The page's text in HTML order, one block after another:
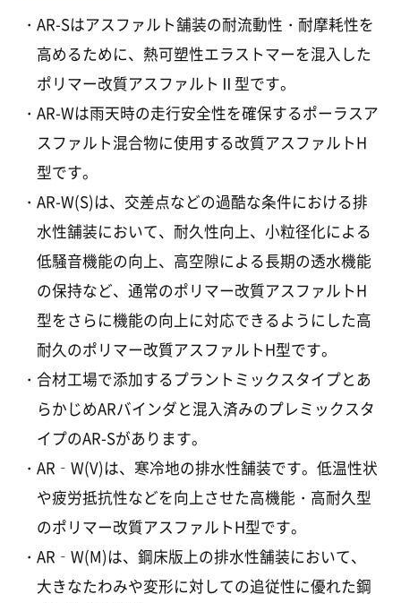
AR-Sはアスファルト舗装の耐流動性・耐摩耗性を
高めるために、熱可塑性エラストマーを混入した
ポリマー改質アスファルトⅡ型です。
AR-Wは雨天時の走行安全性を確保するポーラスア
スファルト混合物に使用する改質アスファルトH
型です。
AR-W(S)は、交差点などの過酷な条件における排
水性舗装において、耐久性向上、小粒径化による
低騒音機能の向上、高空隙による長期の透水機能
の保持など、通常のポリマー改質アスファルトH
型をさらに機能の向上に対応できるようにした高
耐久のポリマー改質アスファルトH型です。
合材工場で添加するプラントミックスタイプとあ
らかじめARバインダと混入済みのプレミックスタ
イプのAR-Sがあります。
AR‐W(V)は、寒冷地の排水性舗装です。低温性状
や疲労抵抗性などを向上させた高機能・高耐久型
のポリマー改質アスファルトH型です。
AR‐W(M)は、鋼床版上の排水性舗装において、
大きなたわみや変形に対しての追従性に優れた鋼